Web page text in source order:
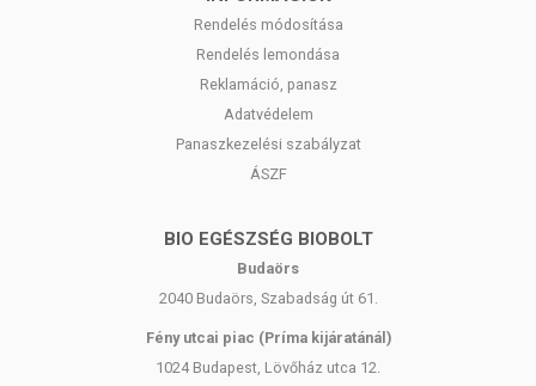
Rendelés módosítása
Rendelés lemondása
Reklamáció, panasz
Adatvédelem
Panaszkezelési szabályzat
ÁSZF
BIO EGÉSZSÉG BIOBOLT
Budaörs
2040 Budaörs, Szabadság út 61.
Fény utcai piac (Príma kijáratánál)
1024 Budapest, Lövőház utca 12.